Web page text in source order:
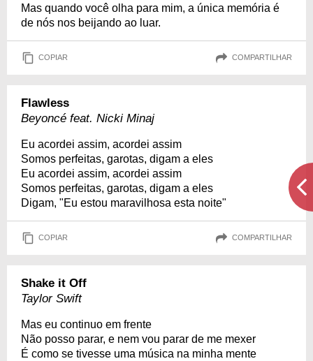
Mas quando você olha para mim, a única memória é
de nós nos beijando ao luar.
COPIAR COMPARTILHAR
Flawless
Beyoncé feat. Nicki Minaj
Eu acordei assim, acordei assim
Somos perfeitas, garotas, digam a eles
Eu acordei assim, acordei assim
Somos perfeitas, garotas, digam a eles
Digam, "Eu estou maravilhosa esta noite"
COPIAR COMPARTILHAR
Shake it Off
Taylor Swift
Mas eu continuo em frente
Não posso parar, e nem vou parar de me mexer
É como se tivesse uma música na minha mente